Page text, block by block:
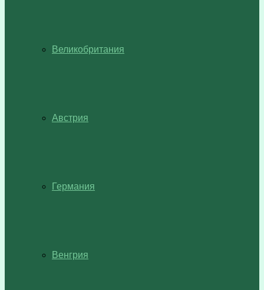
Великобритания
Австрия
Германия
Венгрия